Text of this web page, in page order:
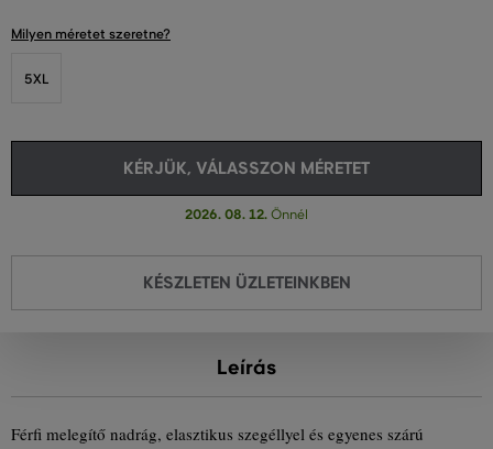
Milyen méretet szeretne?
5XL
KÉRJÜK, VÁLASSZON MÉRETET
2026. 08. 12. Önnél
KÉSZLETEN ÜZLETEINKBEN
Leírás
Férfi melegítő nadrág, elasztikus szegéllyel és egyenes szárú